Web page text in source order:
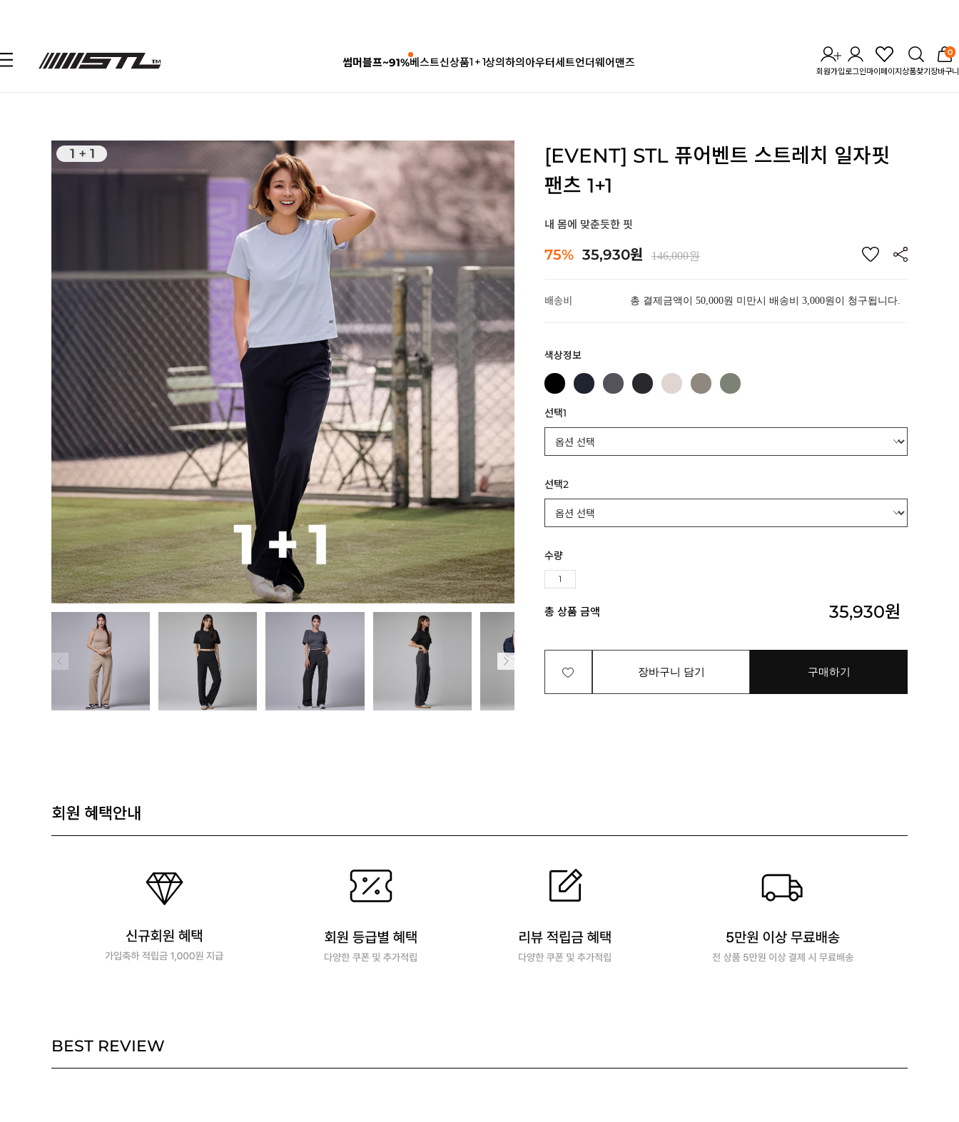
썸머블프~91%베스트신상품1 + 1상의하의아우터세트언더웨어맨즈
회원가입로그인마이페이지 상품찾기
0
장바구니
[EVENT] STL 퓨어벤트 스트레치 일자핏
팬츠 1+1
내 몸에 맞춘듯한 핏
75% 35,930원 146,000원
배송비 총 결제금액이 50,000원 미만시 배송비 3,000원이 청구됩니다.
색상정보
선택1
선택2
수량
총 상품 금액 35,930원
장바구니 담기 구매하기
회원 혜택안내
BEST REVIEW